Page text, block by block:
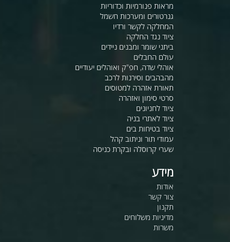
מראות פנורמיות וכדוריות
גנרטורים ומערכות חשמל
המחלקה לקשר ורדיו
ציוד נגד החלקה
ביתני שומר ומבנים ניידים
עולם החבלים
אוהלי שדה, חפ"ק ואוהלים יעודיים
מהבהבים וסירנות לרכב
תאורת אזהרה למטוסים
סרטי סימון ואזהרה
ציוד לחניונים
ציוד לאתרי בניה
ציוד בטיחות בים
עמודי תור וניתוב קהל
שערי קרוסלה ובקרת כניסה
מידע
אודות
צור קשר
תקנון
מדיניות משלוחים
משרות